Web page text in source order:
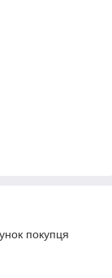
покупця